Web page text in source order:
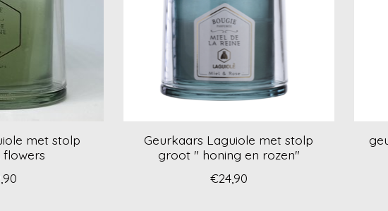
met stolp
flowers
Geurkaars Laguiole met stolp
groot " honing en rozen"
€24,90